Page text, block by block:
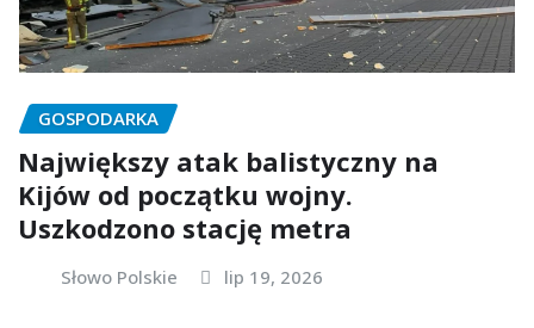
GOSPODARKA
Największy atak balistyczny na
Kijów od początku wojny.
Uszkodzono stację metra
Słowo Polskie lip 19, 2026